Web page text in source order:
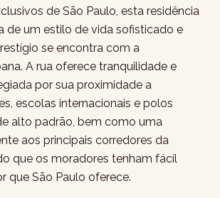
de São Paulo, esta residência
de um estilo de vida sofisticado e
se encontra com a
A rua oferece tranquilidade e
por sua proximidade a
escolas internacionais e polos
alto padrão, bem como uma
aos principais corredores da
que os moradores tenham fácil
que São Paulo oferece.